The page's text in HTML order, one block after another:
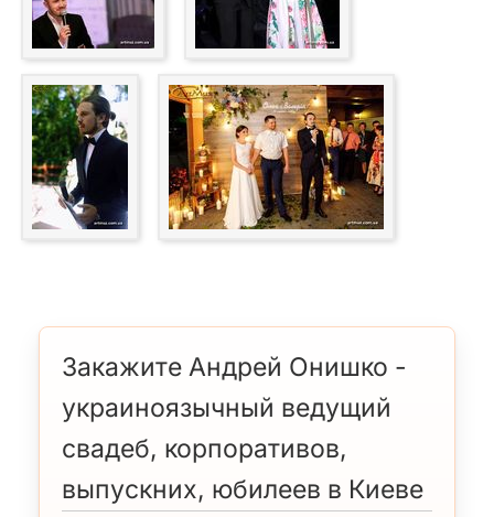
Закажите Андрей Онишко -
украиноязычный ведущий
свадеб, корпоративов,
выпускних, юбилеев в Киеве